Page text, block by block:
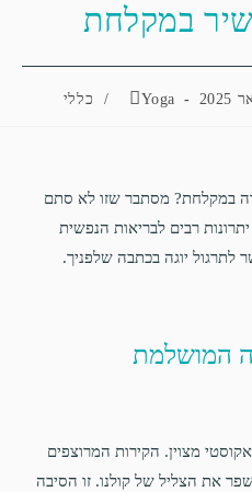
במקלחת
Yoga
/ כללי
במקלחת? מסתבר שזו לא סתם
רבים לבריאות הנפשית
לתרגול יוגה בכתבה שלפניך.
המושלמת
מצוין. הקירות המרוצפים
את הצליל של קולנו. זו הסיבה